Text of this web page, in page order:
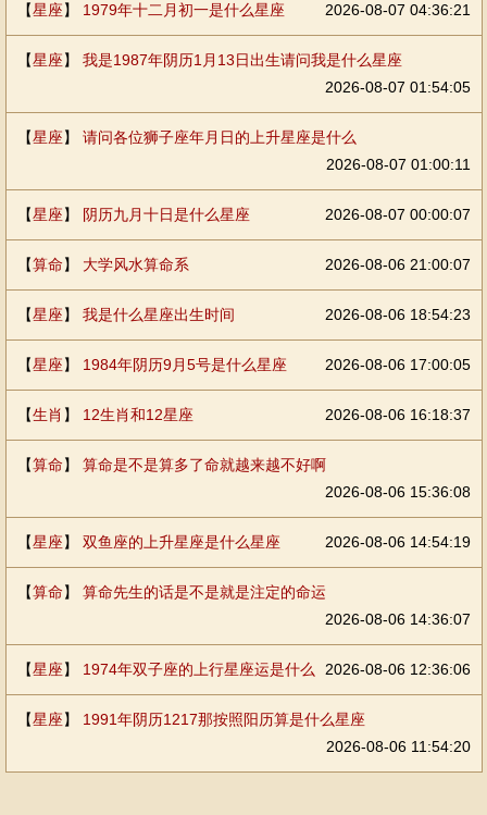
【星座】 1979年十二月初一是什么星座 2026-08-07 04:36:21
【星座】 我是1987年阴历1月13日出生请问我是什么星座
2026-08-07 01:54:05
【星座】 请问各位狮子座年月日的上升星座是什么
2026-08-07 01:00:11
【星座】 阴历九月十日是什么星座 2026-08-07 00:00:07
【算命】 大学风水算命系 2026-08-06 21:00:07
【星座】 我是什么星座出生时间 2026-08-06 18:54:23
【星座】 1984年阴历9月5号是什么星座 2026-08-06 17:00:05
【生肖 】 12生肖和12星座 2026-08-06 16:18:37
【算命】 算命是不是算多了命就越来越不好啊
2026-08-06 15:36:08
【星座】 双鱼座的上升星座是什么星座 2026-08-06 14:54:19
【算命】 算命先生的话是不是就是注定的命运
2026-08-06 14:36:07
【星座】 1974年双子座的上行星座运是什么 2026-08-06 12:36:06
【星座】 1991年阴历1217那按照阳历算是什么星座
2026-08-06 11:54:20